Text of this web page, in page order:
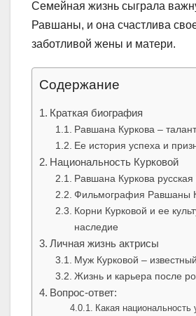
Семейная жизнь сыграла
Равшаны, и она счастлива
заботливой жены и матери.
Содержание
Краткая биография
Равшана Куркова –
Ее история успеха и
Национальность Курковой
Равшана Куркова русская
Фильмография Равшаны
Корни Курковой и ее
наследие
Личная жизнь актрисы
Муж Курковой –
Жизнь и карьера после
Вопрос-ответ:
Какая национальность